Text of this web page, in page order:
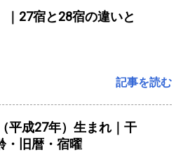
｜27宿と28宿の違いと
記事を読む
平成27年）生まれ｜干
・旧暦・宿曜